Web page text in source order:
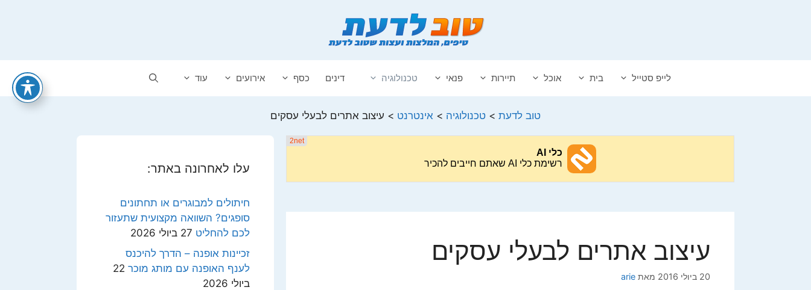
לייפ סטייל בית אוכל תיירות פנאי טכנולוגיה דינים כסף אירועים עוד
טוב לדעת > טכנולוגיה > אינטרנט > עיצוב אתרים לבעלי עסקים
עיצוב אתרים לבעלי עסקים
20 ביולי 2016 מאת arie
עלו לאחרונה באתר:
חיתולים למבוגרים או תחתונים
סופגים? השוואה מקצועית שתעזור
לכם להחליט 27 ביולי 2026
זכיינות אופנה – הדרך להיכנס
לענף האופנה עם מותג מוכר 22
ביולי 2026